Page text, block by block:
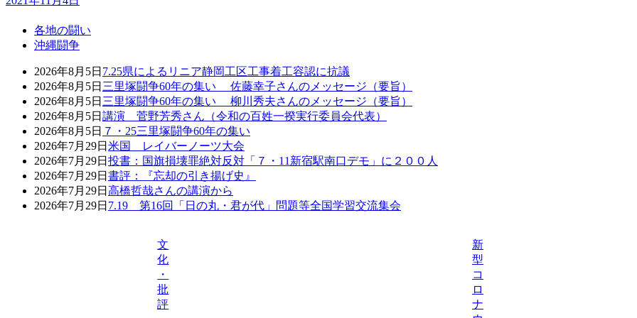
各地の闘い
沖縄闘争
2026年8月5日 7.25県によるリニア静岡工区工事着工容認に抗議
2026年8月5日 三里塚闘争60年の集い 佐藤幸子さんのメッセージ（要旨）
2026年8月5日 三里塚闘争60年の集い 柳川秀夫さんのメッセージ（要旨）
2026年8月5日 講演 菅野芳秀さん（令和の百姓一揆実行委員会代表）
2026年8月5日 ７・25三里塚闘争60年の集い
2026年7月29日 米国 レイバーノーツ大会
2026年7月29日 投書：国旗損壊罪絶対反対「７・11新宿駅南口デモ」に２００人
2026年7月29日 書評：『忘却の引き揚げ史』
2026年7月29日 高橋哲哉さんの講演から
2026年7月29日 7.19 第16回「日の丸・君が代」問題等全国学習交流集会
文
化
・
批
評
新
型
コ
ロ
ナ